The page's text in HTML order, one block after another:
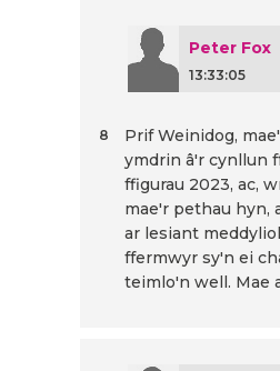
Peter Fox
13:33:05
Prif Weinidog,
ymdrin â'r cynllun
ffigurau 2023, ac,
mae'r pethau hyn,
ar lesiant
ffermwyr sy'n ei
teimlo'n well. Mae
8